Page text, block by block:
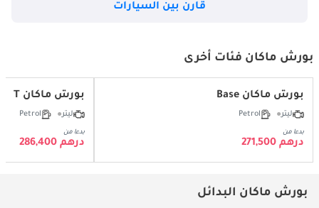
قارن بين السيارات
بورش ماكان فئات أخرى
بورش ماكان Base
ليتر Petrol
بدءا من
درهم 271,500
بورش ماكان T
ليتر Petrol
بدءا من
درهم 286,400
بورش ماكان البدائل